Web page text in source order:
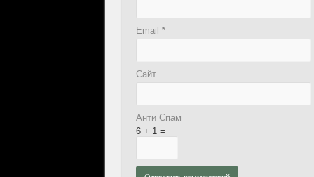
Email *
Сайт
Анти Спам
6 + 1 =